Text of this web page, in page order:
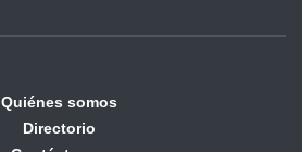
Quiénes somos
Directorio